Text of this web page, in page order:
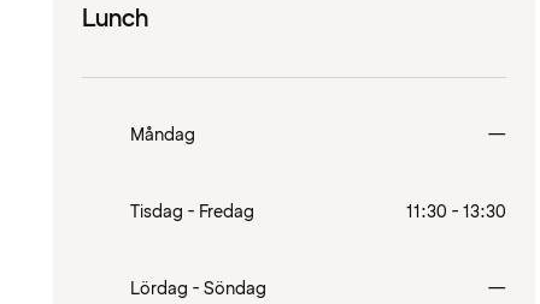
Lunch
Måndag —
Tisdag - Fredag 11:30 - 13:30
Lördag - Söndag —